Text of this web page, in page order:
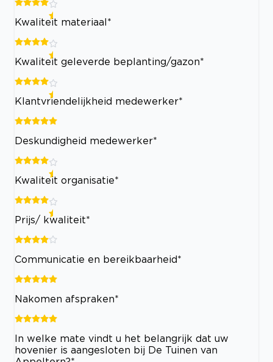
Kwaliteit materiaal*
Kwaliteit geleverde beplanting/gazon*
Klantvriendelijkheid medewerker*
Deskundigheid medewerker*
Kwaliteit organisatie*
Prijs/ kwaliteit*
Communicatie en bereikbaarheid*
Nakomen afspraken*
In welke mate vindt u het belangrijk dat uw
hovenier is aangesloten bij De Tuinen van